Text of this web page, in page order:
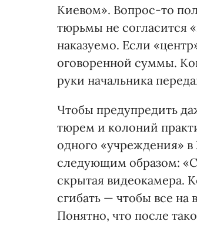
Киевом». Вопрос-то
тюрьмы не согласится
наказуемо. Если
оговоренной суммы.
руки начальника
Чтобы предупредить
тюрем и колоний
одного «учреждения»
следующим образом:
скрытая видеокамера.
сгибать — чтобы все на
Понятно, что после